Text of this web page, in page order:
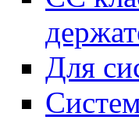
Для